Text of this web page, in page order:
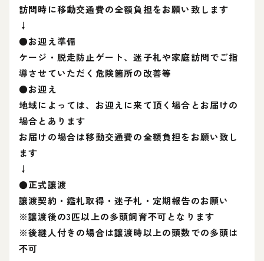
訪問時に移動交通費の全額負担をお願い致します
↓
●お迎え準備
ケージ・脱走防止ゲート、迷子札や家庭訪問でご指
導させていただく危険箇所の改善等
●お迎え
地域によっては、お迎えに来て頂く場合とお届けの
場合とあります
お届けの場合は移動交通費の全額負担をお願い致し
ます
↓
●正式讓渡
讓渡契約・鑑札取得・迷子札・定期報告のお願い
※譲渡後の3匹以上の多頭飼育不可となります
※後継人付きの場合は譲渡時以上の頭数での多頭は
不可